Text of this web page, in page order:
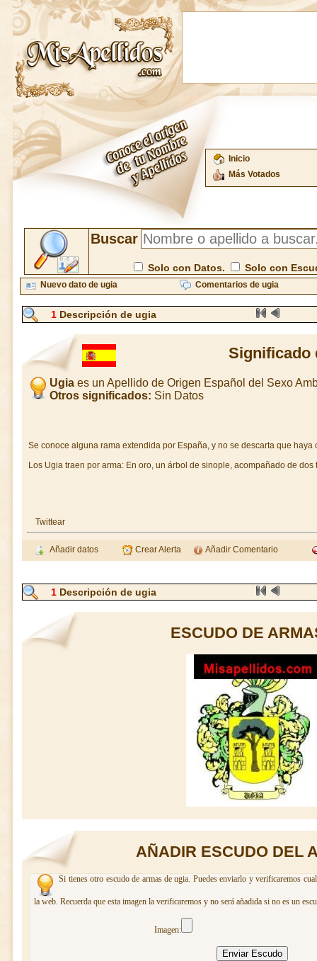
Inicio
Más Votados
Buscar
Solo con Datos. Solo con
Nuevo dato de ugia Comentarios de ugia
1 Descripción de ugia
Significado
Ugiaes un Apellido de Origen Español del Sexo
Otros significados: Sin Datos
Se conoce alguna rama extendida por España, y no se descarta que haya
Los Ugia traen por arma: En oro, un árbol de sinople, acompañado de dos
Twittear
Añadir datos Crear Alerta Añadir Comentario
1 Descripción de ugia
ESCUDO DE
AÑADIR ESCUDO DEL
Si tienes otro escudo de armas de ugia. Puedes enviarlo y verificaremos
la web. Recuerda que esta imagen la verificaremos y no será añadida si no es un
Imagen: